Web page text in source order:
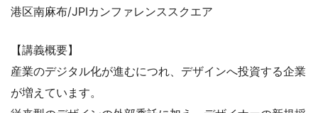
港区南麻布/JPIカンファレンススクエア
【講義概要】
産業のデジタル化が進むにつれ、デザインへ投資する企業
が増えています。